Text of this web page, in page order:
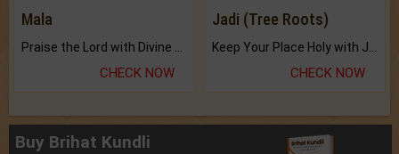
Mala
Praise the Lord with Divine Energies of Mala.
CHECK NOW
Jadi (Tree Roots)
Keep Your Place Holy with Jadi.
CHECK NOW
Buy Brihat Kundli